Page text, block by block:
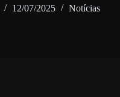
12/07/2025 Notícias